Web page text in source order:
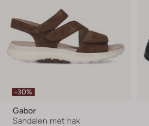
-30%
Gabor
Sandalen met hak